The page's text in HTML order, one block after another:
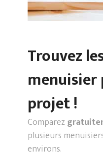
Trouvez
projet !
Comparez
plusieurs
environs.